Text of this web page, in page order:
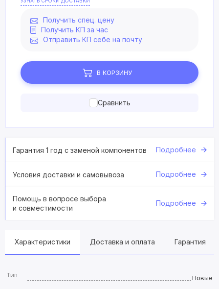
Получить спец. цену
Получить КП за час
Отправить КП себе на почту
В КОРЗИНУ
Сравнить
Гарантия 1 год с заменой компонентов Подробнее
Условия доставки и самовывоза Подробнее
Помощь в вопросе выбора
и совместимости
Подробнее
Характеристики Доставка и оплата Гарантия
Тип
Новые